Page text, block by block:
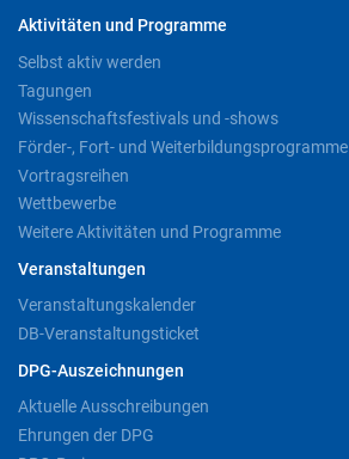
Aktivitäten und Programme
Selbst aktiv werden
Tagungen
Wissenschaftsfestivals und -shows
Förder-, Fort- und Weiterbildungsprogramme
Vortragsreihen
Wettbewerbe
Weitere Aktivitäten und Programme
Veranstaltungen
Veranstaltungskalender
DB-Veranstaltungsticket
DPG-Auszeichnungen
Aktuelle Ausschreibungen
Ehrungen der DPG